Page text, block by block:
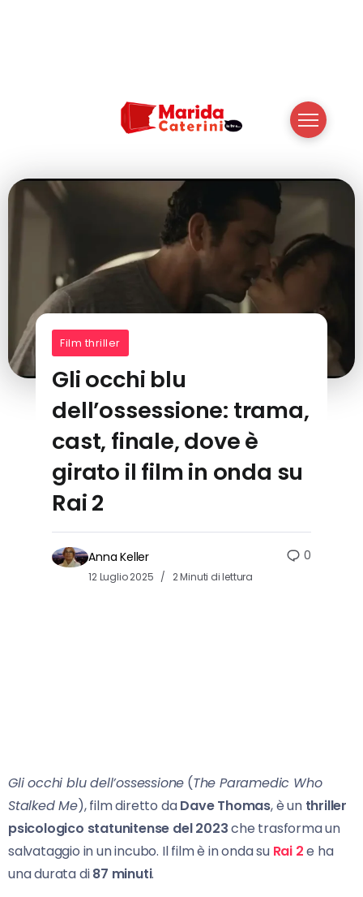
Film thriller
Gli occhi blu
dell’ossessione: trama,
cast, finale, dove è
girato il film in onda su
Rai 2
Anna Keller
12 Luglio 2025 2 Minuti di lettura
0
Gli occhi blu dell’ossessione (The Paramedic Who
Stalked Me), film diretto daDave Thomas, è un thriller
psicologico statunitense del 2023che trasforma un
salvataggio in un incubo. Il film è in onda su Rai 2e ha
una durata di87 minuti.